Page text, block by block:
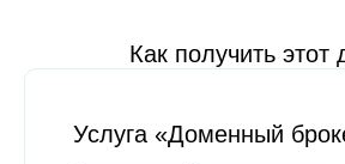
Как получить этот
Услуга «Доменный